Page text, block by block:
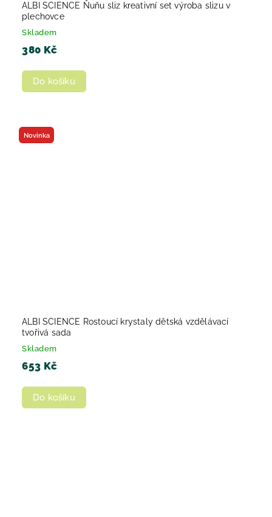
ALBI SCIENCE Ňuňu sliz kreativní set výroba slizu v
plechovce
Skladem
380 Kč
Do košíku
Novinka
ALBI SCIENCE Rostoucí krystaly dětská vzdělávací
tvořivá sada
Skladem
653 Kč
Do košíku